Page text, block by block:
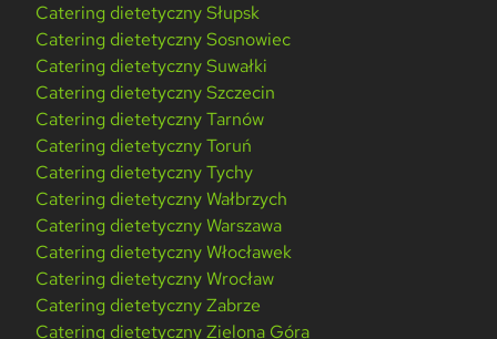
Catering dietetyczny Słupsk
Catering dietetyczny Sosnowiec
Catering dietetyczny Suwałki
Catering dietetyczny Szczecin
Catering dietetyczny Tarnów
Catering dietetyczny Toruń
Catering dietetyczny Tychy
Catering dietetyczny Wałbrzych
Catering dietetyczny Warszawa
Catering dietetyczny Włocławek
Catering dietetyczny Wrocław
Catering dietetyczny Zabrze
Catering dietetyczny Zielona Góra